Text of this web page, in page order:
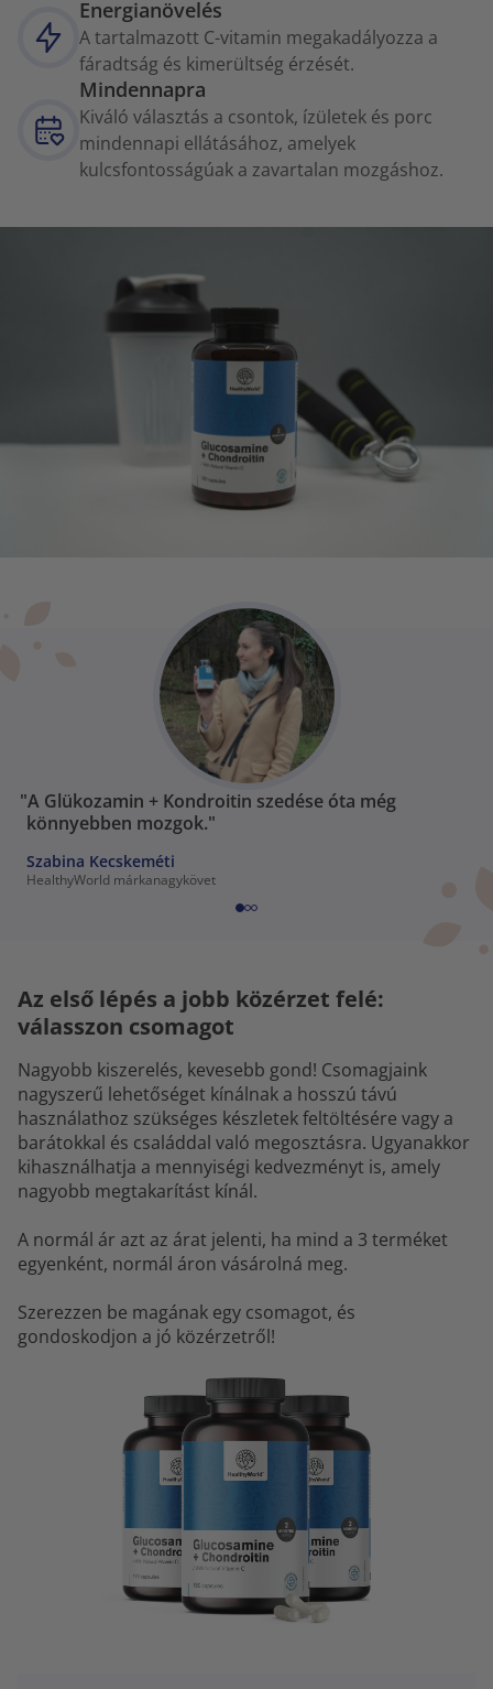
Energianövelés
A tartalmazott C-vitamin megakadályozza a
fáradtság és kimerültség érzését.
Mindennapra
Kiváló választás a csontok, ízületek és porc
mindennapi ellátásához, amelyek
kulcsfontosságúak a zavartalan mozgáshoz.
"A Glükozamin + Kondroitin szedése óta még
könnyebben mozgok."
Szabina Kecskeméti
HealthyWorld márkanagykövet
Az első lépés a jobb közérzet felé:
válasszon csomagot
Nagyobb kiszerelés, kevesebb gond! Csomagjaink
nagyszerű lehetőséget kínálnak a hosszú távú
használathoz szükséges készletek feltöltésére vagy a
barátokkal és családdal való megosztásra. Ugyanakkor
kihasználhatja a mennyiségi kedvezményt is, amely
nagyobb megtakarítást kínál.
A normál ár azt az árat jelenti, ha mind a 3 terméket
egyenként, normál áron vásárolná meg.
Szerezzen be magának egy csomagot, és
gondoskodjon a jó közérzetről!